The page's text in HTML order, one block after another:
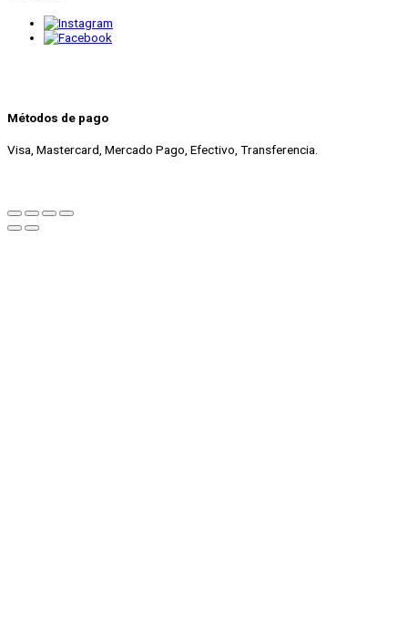
Métodos de pago
Visa, Mastercard, Mercado Pago, Efectivo, Transferencia.